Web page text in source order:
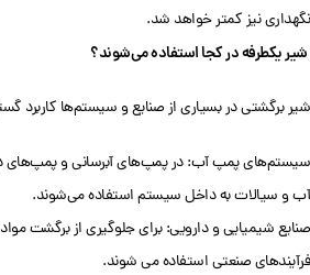
نگهداری نیز کمتر خواهد شد.
شیر یکطرفه در کجا استفاده می‌شوند؟
شیر برگشتی در بسیاری از صنایع و سیستم‌ها کاربرد
سیستم‌های پمپ آب: در پمپ‌های آبرسانی و پمپ‌های
آب و سیالات به داخل سیستم استفاده می‌شوند.
صنایع شیمیایی و دارویی: برای جلوگیری از برگشت
فرآیندهای صنعتی استفاده می شوند.